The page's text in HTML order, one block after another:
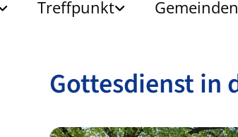
Treffpunkt Gemeinden
Gottesdienst in